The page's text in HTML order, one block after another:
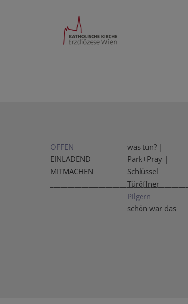
OFFEN
was tun? |
Park+Pray |
Schlüssel
Türöffner
Pilgern
schön war das
EINLADEND
MITMACHEN
_________________________________________